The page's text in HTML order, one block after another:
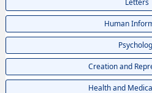
Letters
Human
Creation and
Health and